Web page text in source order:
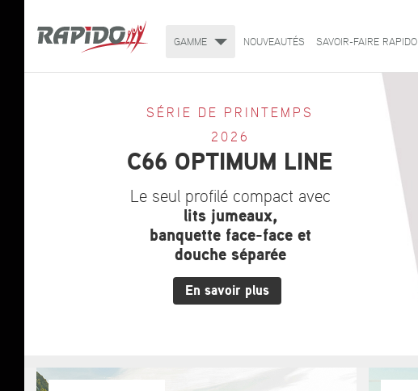
GAMME NOUVEAUTÉS SAVOIR-FAIRE RAPIDO
SÉRIE DE PRINTEMPS
2026
C66 OPTIMUM LINE
Le seul profilé compact avec
lits jumeaux,
banquette face-face et
douche séparée
En savoir plus